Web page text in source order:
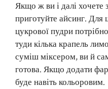
Якщо ж ви і далі хочете
приготуйте айсинг. Для
цукрової пудри
туди кілька крапель
суміш міксером, ви й
готова. Якщо додати
буде навіть кольоровим.